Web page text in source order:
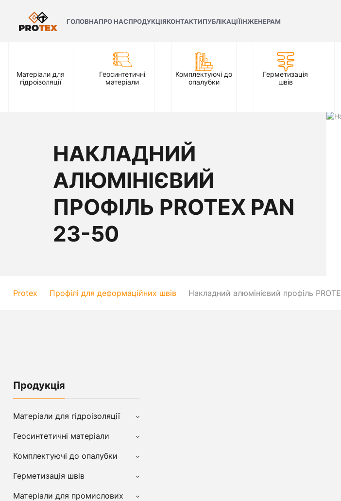
ГОЛОВНАПРО НАСПРОДУКЦІЯКОНТАКТИПУБЛІКАЦІЇІНЖЕНЕРАМ
Матеріали для
гідроізоляції
Геосинтетичні
матеріали
Комплектуючі до
опалубки
Герметизація
швів
НАКЛАДНИЙ
АЛЮМІНІЄВИЙ
ПРОФІЛЬ PROTEX PAN
23-50
Protex Профілі для деформаційних швів Накладний алюмінієвий профіль
Продукція
Матеріали для гідроізоляції
Геосинтетичні матеріали
Комплектуючі до опалубки
Герметизація швів
Матеріали для промислових